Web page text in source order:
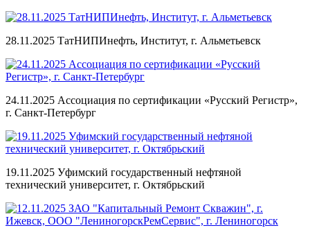
28.11.2025 ТатНИПИнефть, Институт, г. Альметьевск
24.11.2025 Ассоциация по сертификации «Русский Регистр»,
г. Санкт-Петербург
19.11.2025 Уфимский государственный нефтяной
технический университет, г. Октябрьский